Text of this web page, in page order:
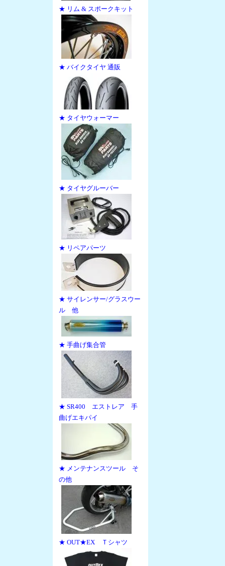
★ リム & スポークキット
★ バイクタイヤ 通販
★ タイヤウォーマー
★ タイヤグルーバー
★ リペアパーツ
★ サイレンサー/グラスウー
ル 他
★ 手曲げ集合管
★ SR400 エストレア 手
曲げエキパイ
★ メンテナンスツール そ
の他
★ OUT★EX Ｔシャツ